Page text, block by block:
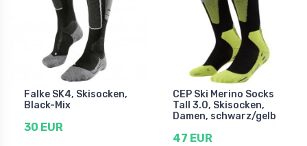
Falke SK4, Skisocken,
Black-Mix
30 EUR
CEP Ski Merino Socks
Tall 3.0, Skisocken,
Damen, schwarz/gelb
47 EUR